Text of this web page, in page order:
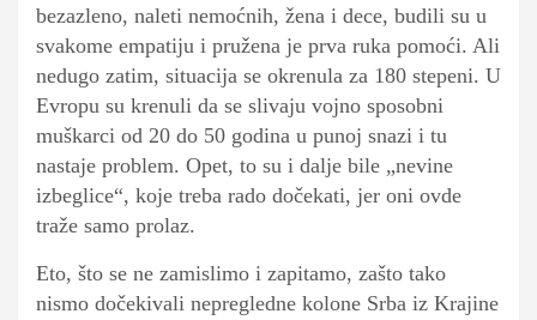
bezazleno, naleti nemoćnih, žena i dece, budili su u
svakome empatiju i pružena je prva ruka pomoći. Ali
nedugo zatim, situacija se okrenula za 180 stepeni. U
Evropu su krenuli da se slivaju vojno sposobni
muškarci od 20 do 50 godina u punoj snazi i tu
nastaje problem. Opet, to su i dalje bile „nevine
izbeglice“, koje treba rado dočekati, jer oni ovde
traže samo prolaz.
Eto, što se ne zamislimo i zapitamo, zašto tako
nismo dočekivali nepregledne kolone Srba iz Krajine